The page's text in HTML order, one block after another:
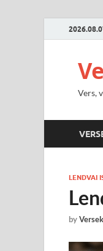
Vers,
LENDVAI
by